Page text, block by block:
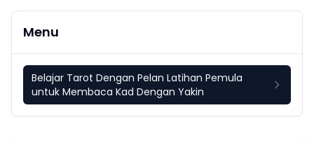
Menu
Belajar Tarot Dengan Pelan Latihan Pemula
untuk Membaca Kad Dengan Yakin